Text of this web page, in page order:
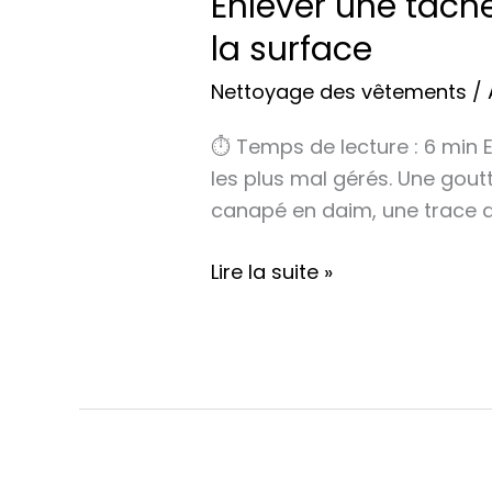
la surface
Nettoyage des vêtements /
⏱ Temps de lecture : 6 min
les plus mal gérés. Une
canapé en daim, une trace
Lire la suite »